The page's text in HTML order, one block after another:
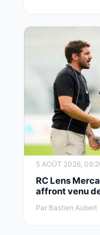
5 AOÛT 2026,
RC Lens
affront venu
Par Bastien Aubert